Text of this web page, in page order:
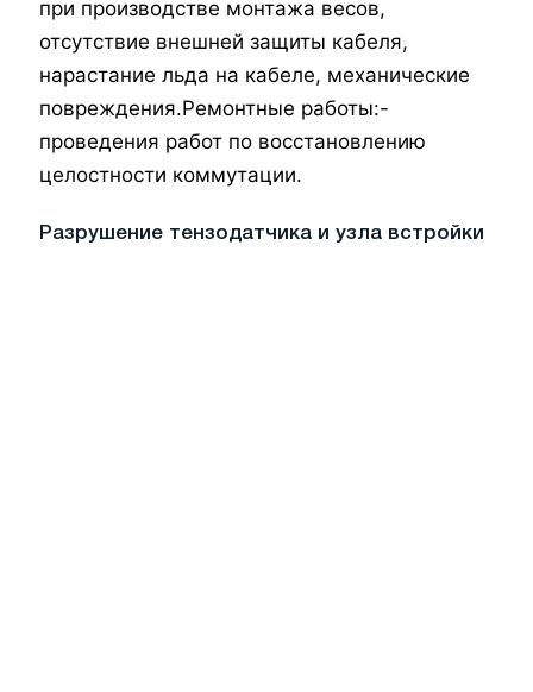
при производстве монтажа весов,
отсутствие внешней защиты кабеля,
нарастание льда на кабеле, механические
повреждения.Ремонтные работы:-
проведения работ по восстановлению
целостности коммутации.
Разрушение тензодатчика и узла встройки